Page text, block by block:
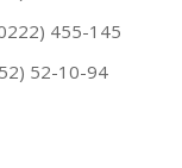
455-145
52-10-94